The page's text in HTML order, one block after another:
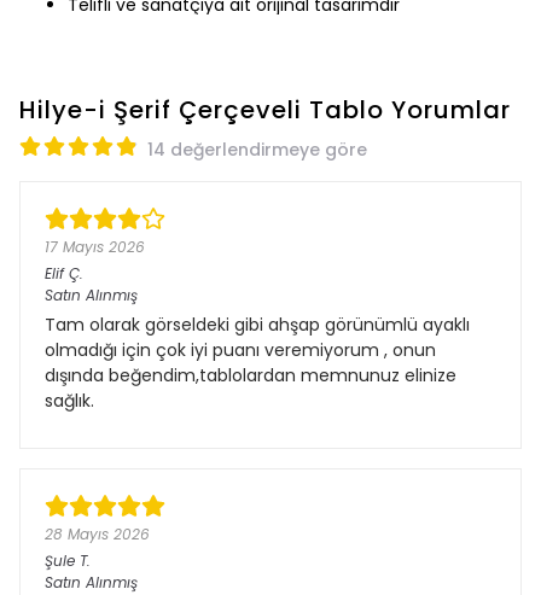
Telifli ve sanatçıya ait orijinal tasarımdır
Hilye-i Şerif Çerçeveli Tablo Yorumlar
14 değerlendirmeye göre
17 Mayıs 2026
Elif Ç.
Satın Alınmış
Tam olarak görseldeki gibi ahşap görünümlü ayaklı
olmadığı için çok iyi puanı veremiyorum , onun
dışında beğendim,tablolardan memnunuz elinize
sağlık.
28 Mayıs 2026
Şule T.
Satın Alınmış